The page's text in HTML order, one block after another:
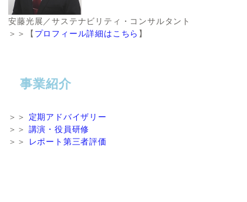
安藤光展／サステナビリティ・コンサルタント
＞＞【 プロフィール詳細はこちら 】
事業紹介
＞＞ 定期アドバイザリー
＞＞ 講演・役員研修
＞＞ レポート第三者評価